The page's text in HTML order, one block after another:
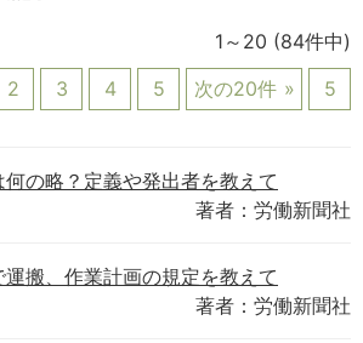
1～20 (84件中)
2 3 4 5 次の20件 5
の略？定義や発出者を教えて
著者：労働新聞社
搬、作業計画の規定を教えて
著者：労働新聞社